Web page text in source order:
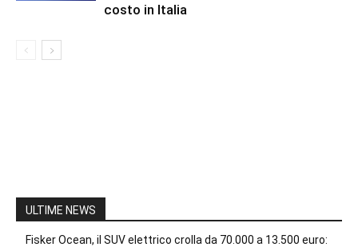
costo in Italia
ULTIME NEWS
Fisker Ocean, il SUV elettrico crolla da 70.000 a 13.500 euro: